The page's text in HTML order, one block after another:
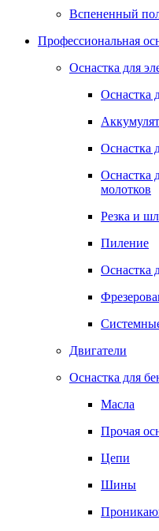
Вспененный
Профессиональная
Оснастка для
Оснастка
Оснастка
Оснастка
молотков
Резка и
Пиление
Оснастка
Двигатели
Оснастка для
Масла
Прочая
Цепи
Шины